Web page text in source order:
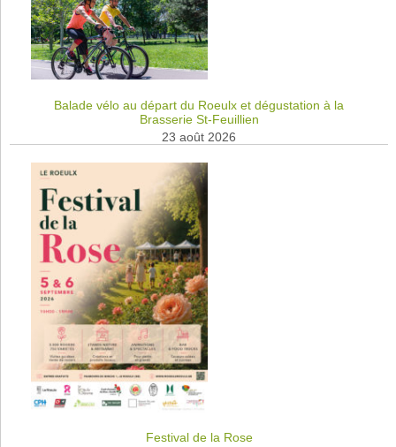
Balade vélo au départ du Roeulx et dégustation à la
Brasserie St-Feuillien
23 août 2026
Festival de la Rose